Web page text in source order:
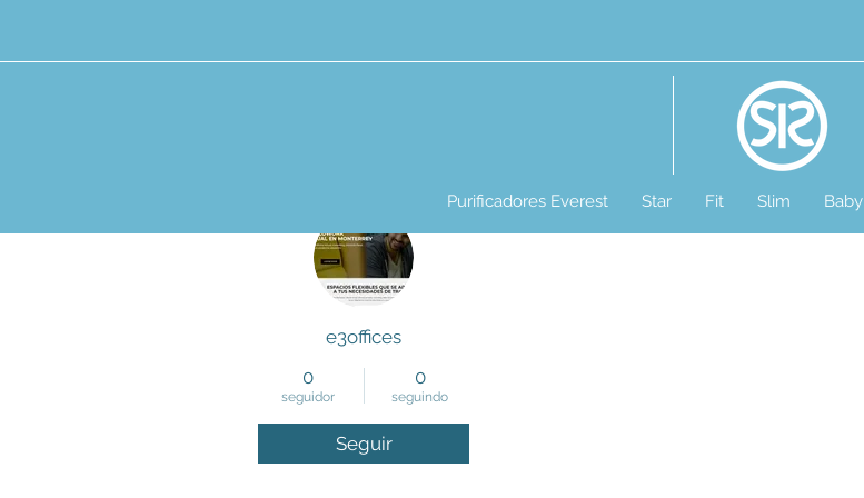
Purificadores Everest Star Fit Slim Baby
e3offices
0
seguidor
0
seguindo
Seguir